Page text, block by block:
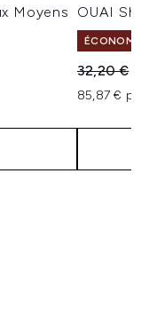
Moyens
OUAI
Prix de
32,20 €
85,87 € par